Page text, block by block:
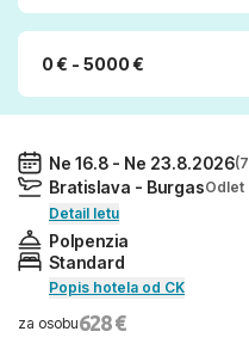
0 € - 5000 €
Ne 16.8 - Ne 23.8.2026
Bratislava - BurgasOdlet
Detail letu
Polpenzia
Standard
Popis hotela od CK
za osobu628 €